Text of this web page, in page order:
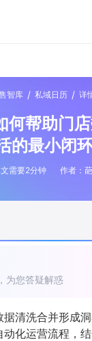
增长方法
有赞专
门店经营
智库 / 私域日历 / 详
帮助门店
的最小闭
需要2分钟 作者：
为您答疑解惑
据清洗合并形成
化运营流程，结